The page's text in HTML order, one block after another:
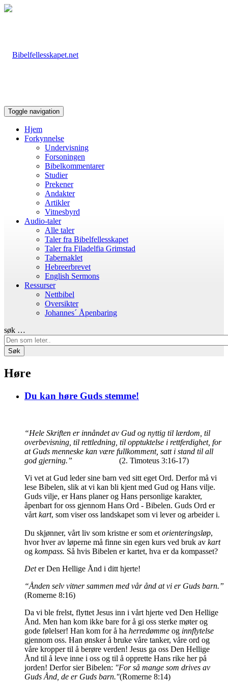
Toggle navigation
Hjem
Forkynnelse
Undervisning
Forsoningen
Bibelkommentarer
Studier
Prekener
Andakter
Artikler
Vitnesbyrd
Audio-taler
Alle taler
Taler fra Bibelfellesskapet
Taler fra Filadelfia Grimstad
Tabernaklet
Hebreerbrevet
English Sermons
Ressurser
Nettbibel
Oversikter
Johannes´ Åpenbaring
søk …
Søk
Høre
Du kan høre Guds stemme!
“Hele Skriften er innåndet av Gud og nyttig til lærdom, til
overbevisning, til rettledning, til opptuktelse i rettferdighet, for
at Guds menneske kan være fullkomment, satt i stand til all
god gjerning.”
(2. Timoteus 3:16-17)
Vi vet at Gud leder sine barn ved sitt eget Ord. Derfor må vi
lese Bibelen, slik at vi kan bli kjent med Gud og Hans vilje.
Guds vilje, er Hans planer og Hans personlige karakter,
åpenbart for oss gjennom Hans Ord - Bibelen. Guds Ord er
vårt kart, som viser oss landskapet som vi lever og arbeider i.
Du skjønner, vårt liv som kristne er som et orienteringsløp,
hvor hver av løperne må finne sin egen kurs ved bruk av kart
og kompass. Så hvis Bibelen er kartet, hva er da kompasset?
Deter Den Hellige Ånd i ditt hjerte!
“Ånden selv vitner sammen med vår ånd at vi er Guds barn.”
(Romerne 8:16)
Da vi ble frelst, flyttet Jesus inn i vårt hjerte ved Den Hellige
Ånd. Men han kom ikke bare for å gi oss sterke møter og
gode følelser! Han kom for å ha herredømme og innflytelse
gjennom oss. Han ønsker å bruke våre tanker, våre ord og
våre kropper til å berøre verden! Jesus ga oss Den Hellige
Ånd til å leve inne i oss og til å opprette Hans rike her på
jorden! Derfor sier Bibelen: "For så mange som drives av
Guds Ånd, de er Guds barn."(Romerne 8:14)